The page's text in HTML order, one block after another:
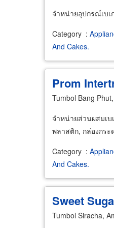
จำหน่ายอุปกรณ์เบ
Category :
And Cakes.
Prom
Tumbol Bang
จำหน่ายส่วนผสมเ
พลาสติก, กล่องกระ
Category :
And Cakes.
Sweet
Tumbol Siracha,